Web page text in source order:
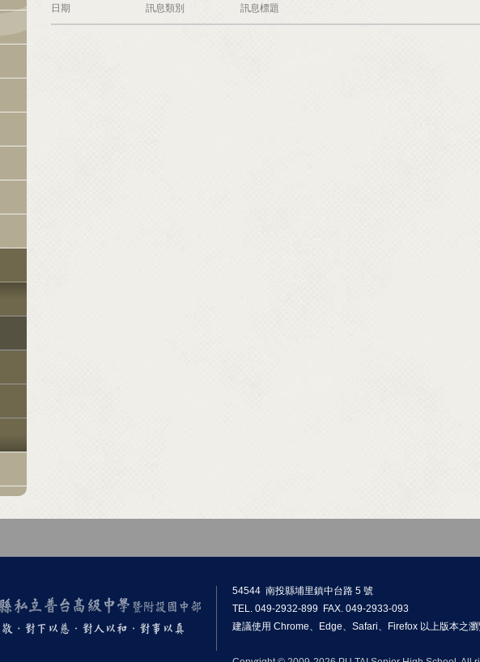
日期 訊息類別 訊息標題
54544 南投縣埔里鎮中台路 5 號
TEL. 049-2932-899 FAX. 049-2933-093
建議使用 Chrome、Edge、Safari、Firefox 以上版本之